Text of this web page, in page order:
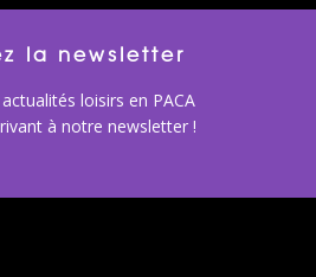
la newsletter
loisirs en PACA
à notre newsletter !